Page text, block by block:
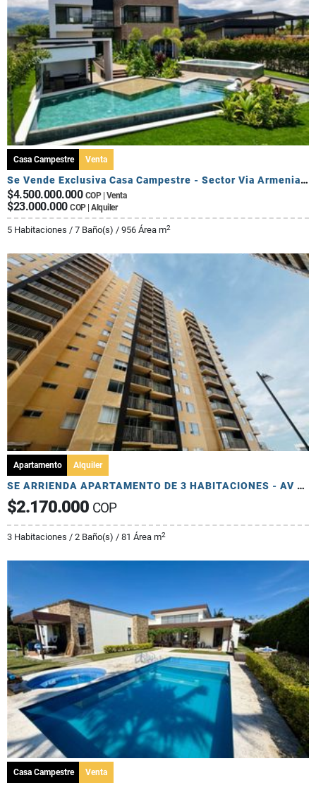
Casa Campestre Venta
Se Vende Exclusiva Casa Campestre - Sector Via Armenia Calarca
$4.500.000.000 COP | Venta
$23.000.000 COP | Alquiler
5 Habitaciones / 7 Baño(s) / 956 Área m2
Apartamento Alquiler
SE ARRIENDA APARTAMENTO DE 3 HABITACIONES - AV 19 NORTE
$2.170.000 COP
3 Habitaciones / 2 Baño(s) / 81 Área m2
Casa Campestre Venta